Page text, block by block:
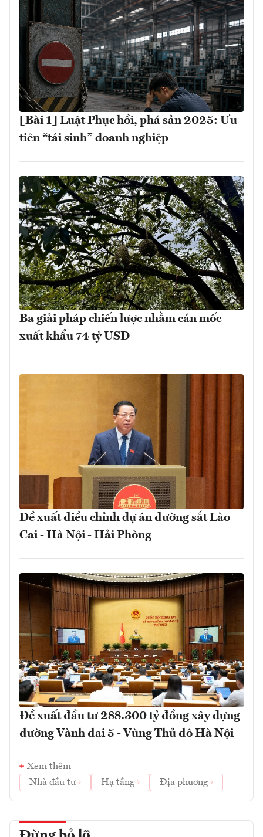
[Bài 1] Luật Phục hồi, phá sản 2025: Ưu
tiên “tái sinh” doanh nghiệp
Ba giải pháp chiến lược nhằm cán mốc
xuất khẩu 74 tỷ USD
Đề xuất điều chỉnh dự án đường sắt Lào
Cai - Hà Nội - Hải Phòng
Đề xuất đầu tư 288.300 tỷ đồng xây dựng
đường Vành đai 5 - Vùng Thủ đô Hà Nội
Xem thêm
Nhà đầu tư
Hạ tầng Địa phương